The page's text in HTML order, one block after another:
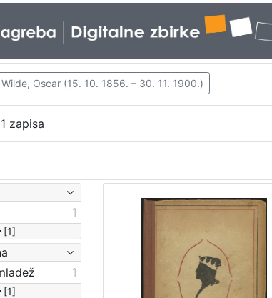
Wilde, Oscar (15. 10. 1856. – 30. 11. 1900.)
zapisa
1
[1]
1
[1]